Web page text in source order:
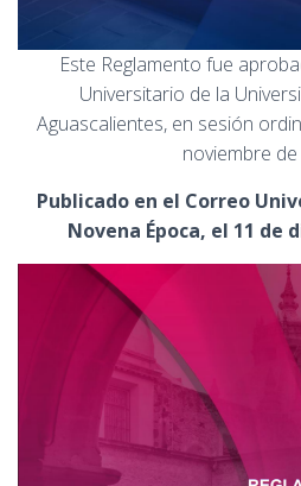
Este Reglamento fue
Universitario de la
Aguascalientes, en sesión
noviembre
Publicado en el Correo
Novena Época, el 11 de